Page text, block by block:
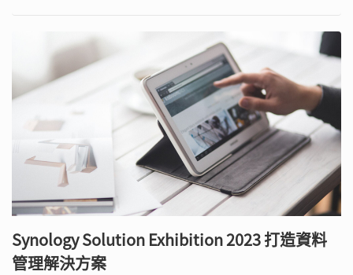
Synology Solution Exhibition 2023 打造資料
管理解決方案